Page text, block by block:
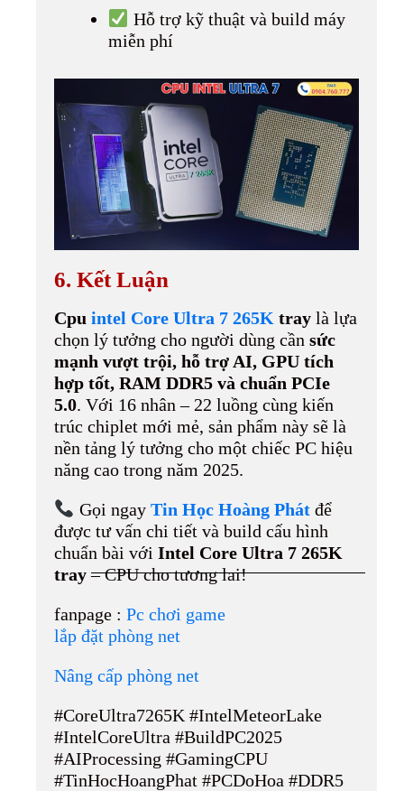
Hỗ trợ kỹ thuật và build máy
miễn phí
6. Kết Luận
Cpu intel Core Ultra 7 265K tray là lựa
chọn lý tưởng cho người dùng cần sức
mạnh vượt trội, hỗ trợ AI, GPU tích
hợp tốt, RAM DDR5 và chuẩn PCIe
5.0. Với 16 nhân – 22 luồng cùng kiến
trúc chiplet mới mẻ, sản phẩm này sẽ là
nền tảng lý tưởng cho một chiếc PC hiệu
năng cao trong năm 2025.
Gọi ngay Tin Học Hoàng Phátđể
được tư vấn chi tiết và build cấu hình
chuẩn bài với Intel Core Ultra 7 265K
tray– CPU cho tương lai!
fanpage : Pc chơi game
lắp đặt phòng net
Nâng cấp phòng net
#CoreUltra7265K #IntelMeteorLake
#IntelCoreUltra #BuildPC2025
#AIProcessing #GamingCPU
#TinHocHoangPhat #PCDoHoa #DDR5